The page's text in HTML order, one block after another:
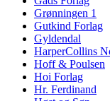
Grønningen 1
Gutkind Forlag
Gyldendal
HarperCollins
Hoff & Poulsen
Hoi Forlag
Hr. Ferdinand